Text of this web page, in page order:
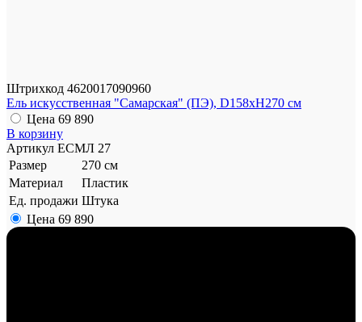
Штрихкод 4620017090960
Ель искусственная "Cамарская" (ПЭ), D158xH270 см
Цена 69 890
В корзину
Артикул ЕСМЛ 27
Размер
270 см
Материал
Пластик
Ед. продажи Штука
Цена 69 890